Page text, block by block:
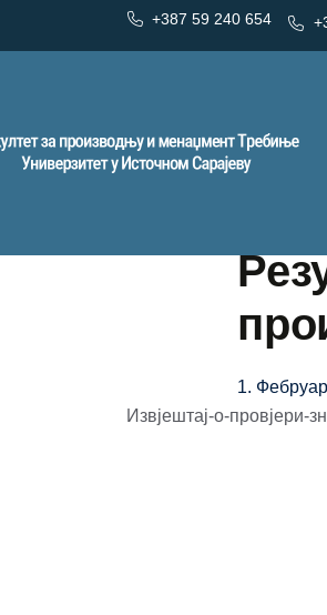
+387 59 240 654
1.
Извјештај-о-провјери-